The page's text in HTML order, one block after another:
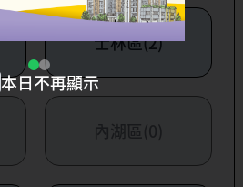
士林區(2)
內湖區(0)
本日不再顯示